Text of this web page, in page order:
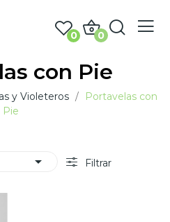
0 0
con Pie
y Violeteros
Portavelas con
Pie
 Filtrar